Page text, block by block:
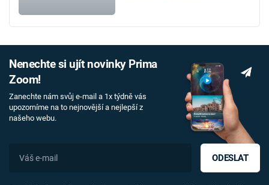
Nenechte si ujít novinky Prima
Zoom!
Zanechte nám svůj e-mail a 1x týdně vás
upozorníme na to nejnovější a nejlepší z
našeho webu.
ODESLAT